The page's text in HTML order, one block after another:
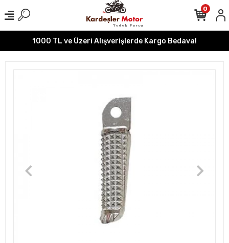
1000 TL ve Üzeri Alışverişlerde Kargo Bedava!
0